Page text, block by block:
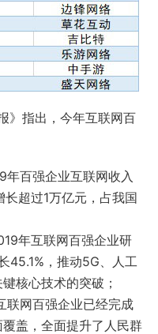
》指出，今年互联网百
年百强企业互联网收入
超过1万亿元，占我国
年互联网百强企业研
45.1%，推动5G、人工
核心技术的突破；
联网百强企业已经完成
盖，全面提升了人民群